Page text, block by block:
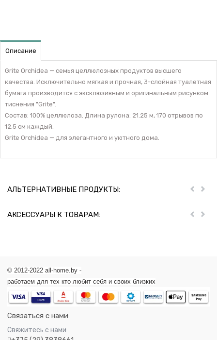
Описание
Grite Orchidea — семья целлюлозных продуктов высшего
качества. Исключительно мягкая и прочная, 3-слойная туалетная
бумага производится с эксклюзивным и оригинальным рисунком
тиснения "Grite".
Состав: 100% целлюлоза. Длина рулона: 21.25 м, 170 отрывов по
12.5 см каждый.
Grite Orchidea — для элегантного и уютного дома.
АЛЬТЕРНАТИВНЫЕ ПРОДУКТЫ: Пред
АКСЕССУАРЫ К ТОВАРАМ: Пред
© 2012-2022 all-home.by -
работаем для тех кто любит себя и своих близких
Связаться с нами
Свяжитесь с нами